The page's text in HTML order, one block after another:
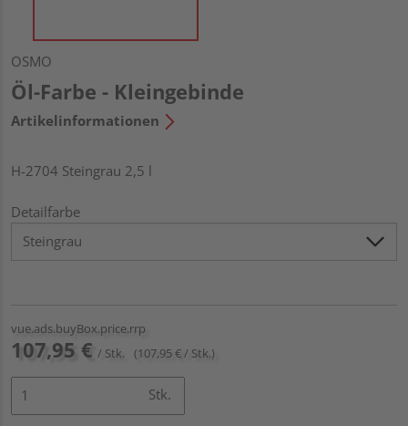
OSMO
Öl-Farbe - Kleingebinde
Artikelinformationen
H-2704 Steingrau 2,5 l
Detailfarbe
vue.ads.buyBox.price.rrp
107,95 € / Stk. (107,95 € / Stk.)
Stk.